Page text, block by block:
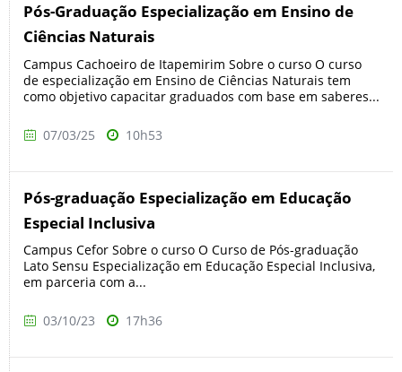
Pós-Graduação Especialização em Ensino de
Ciências Naturais
Campus Cachoeiro de Itapemirim Sobre o curso O curso
de especialização em Ensino de Ciências Naturais tem
como objetivo capacitar graduados com base em saberes...
07/03/25 10h53
Pós-graduação Especialização em Educação
Especial Inclusiva
Campus Cefor Sobre o curso O Curso de Pós-graduação
Lato Sensu Especialização em Educação Especial Inclusiva,
em parceria com a...
03/10/23 17h36